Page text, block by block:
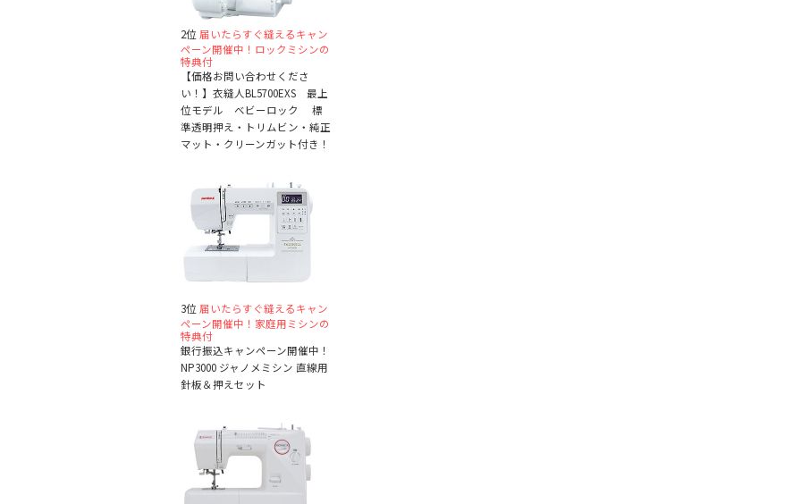
2位 届いたらすぐ縫えるキャン
ペーン開催中！ロックミシンの
特典付
【価格お問い合わせくださ
い！】衣縫人BL5700EXS 最上
位モデル ベビーロック 標
準透明押え・トリムビン・純正
マット・クリーンガット付き！
3位 届いたらすぐ縫えるキャン
ペーン開催中！家庭用ミシンの
特典付
銀行振込キャンペーン開催中！
NP3000 ジャノメミシン 直線用
針板＆押えセット